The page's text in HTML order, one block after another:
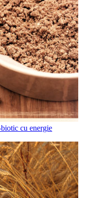
cu energie